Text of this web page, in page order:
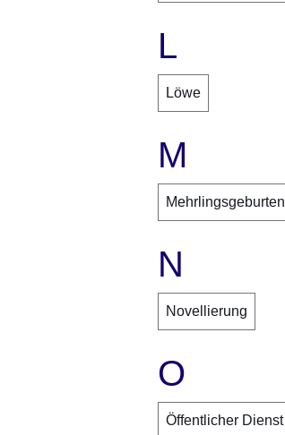
L
Löwe
M
Mehrlingsgeburten
N
Novellierung
O
Öffentlicher Dienst